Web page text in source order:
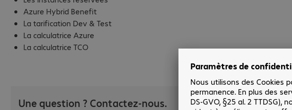
Azure Hybrid Benefit
La tarification Dev & Test
La calculatrice Azure
La calculatrice TCO
Une question ? Contactez-nous.